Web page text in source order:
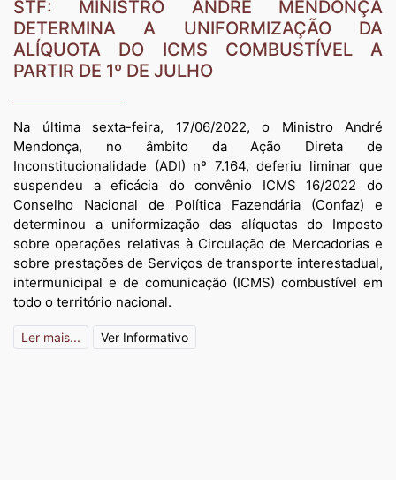
STF: MINISTRO ANDRÉ MENDONÇA
DETERMINA A UNIFORMIZAÇÃO DA
ALÍQUOTA DO ICMS COMBUSTÍVEL A
PARTIR DE 1º DE JULHO
Na última sexta-feira, 17/06/2022, o Ministro André
Mendonça, no âmbito da Ação Direta de
Inconstitucionalidade (ADI) nº 7.164, deferiu liminar que
suspendeu a eficácia do convênio ICMS 16/2022 do
Conselho Nacional de Política Fazendária (Confaz) e
determinou a uniformização das alíquotas do Imposto
sobre operações relativas à Circulação de Mercadorias e
sobre prestações de Serviços de transporte interestadual,
intermunicipal e de comunicação (ICMS) combustível em
todo o território nacional.
Ler mais... Ver Informativo